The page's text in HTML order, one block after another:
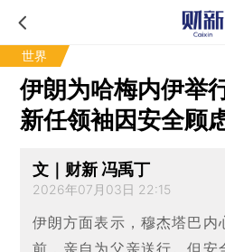
世界
伊朗为哈梅内伊举
新任领袖因安全顾
文｜财新 冯禹丁
2026年07月03日 22:15
伊朗方面表示，穆杰塔巴内